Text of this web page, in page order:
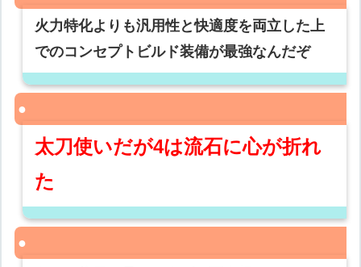
火力特化よりも汎用性と快適度を両立した上
でのコンセプトビルド装備が最強なんだぞ
太刀使いだが4は流石に心が折れ
た